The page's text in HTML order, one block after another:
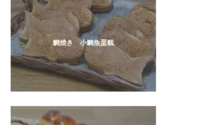
鯛焼き 小鯛魚蛋糕